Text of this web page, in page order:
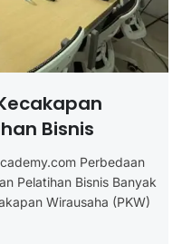
Bisnis
Perbedaan
Pelatihan Bisnis Banyak
Wirausaha (PKW)